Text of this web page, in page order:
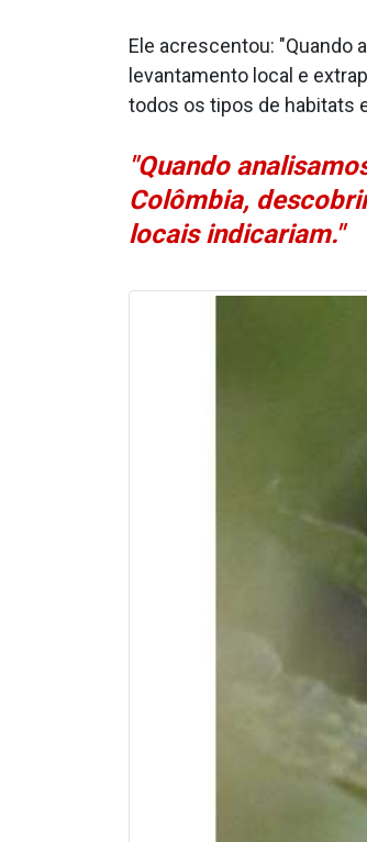
Ele acrescentou: "Quando
levantamento local e
todos os tipos de habitats
"Quando
Colômbia,
locais indicariam."